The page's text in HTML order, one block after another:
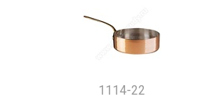
1114-22